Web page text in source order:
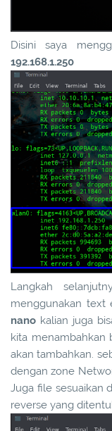
Disini saya
192.168.1.250
Langkah
menggunakan text
nano kalian juga
kita menambahkan
akan tambahkan.
dengan zone
Juga file sesuaikan
reverse yang